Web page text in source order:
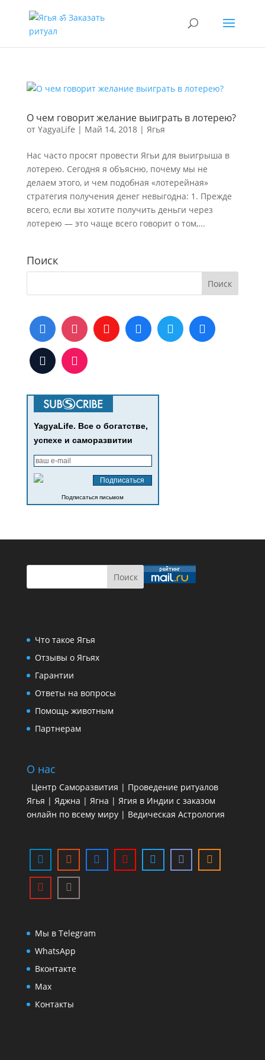
О чем говорит желание выиграть в лотерею?
от YagyaLife | Май 14, 2018| Ягья
Нас часто просят провести Ягьи для выигрыша в
лотерею. Сегодня я объясню, почему мы не
делаем этого, и чем подобная «лотерейная»
стратегия получения денег невыгодна: 1. Прежде
всего, если вы хотите получить деньги через
лотерею — это чаще всего говорит о том,...
Поиск
YagyaLife. Все о богатстве,
успехе и саморазвитии
Подписаться письмом
Что такое Ягья
Отзывы о Ягьях
Гарантии
Ответы на вопросы
Помощь животным
Партнерам
О нас
Центр Саморазвития | Проведение ритуалов
Ягья | Яджна | Ягна | Ягия в Индии с заказом
онлайн по всему миру | Ведическая Астрология
Мы в Telegram
WhatsApp
Вконтакте
Max
Контакты